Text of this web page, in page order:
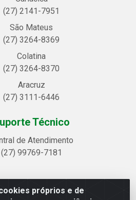
próprios e de
(27) 2141-7951
São Mateus
(27) 3264-8369
Colatina
(27) 3264-8370
Aracruz
(27) 3111-6446
Técnico
de Atendimento
(27) 99769-7181
LTDA - Avenida Alegre, 2521 -